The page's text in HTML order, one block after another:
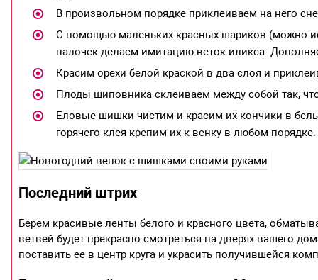
В произвольном порядке приклеиваем на него
С помощью маленьких красных шариков (можно
палочек делаем имитацию веток иликса.
Красим орехи белой краской в два слоя и
Плоды шиповника склеиваем между собой так,
Еловые шишки чистим и красим их кончики в
горячего клея крепим их к венку в любом порядке.
Последний штрих
Берем красивые ленты белого и красного цвета,
ветвей будет прекрасно смотреться на дверях вашего
поставить ее в центр круга и украсить получившейся